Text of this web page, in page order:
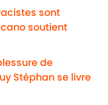
sont
soutient
de
Stéphan se livre